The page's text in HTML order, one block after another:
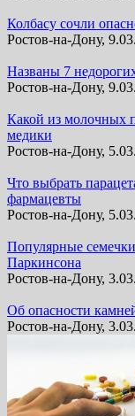
Колбасу сочли
Ростов-на-Дону,
Названы 7
Ростов-на-Дону,
Какой из молочных
медики
Ростов-на-Дону,
Что выбрать
фармацевты
Ростов-на-Дону,
Популярные
Паркинсона
Ростов-на-Дону,
Об опасности
Ростов-на-Дону,